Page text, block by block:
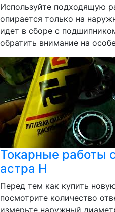
Используйте подходящую
опирается только на
идет в сборе с
обратить внимание на
Токарные работы
астра H
Перед тем как купить
посмотрите количество
измерьте наружный